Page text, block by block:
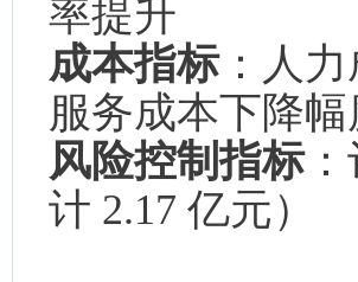
率提升
成本指标：人
服务成本下降幅
风险控制指标：
计 2.17 亿元）